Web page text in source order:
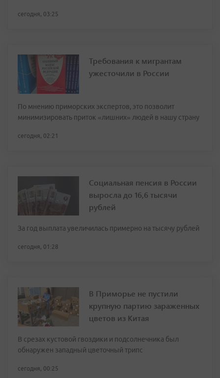
сегодня, 03:25
Требования к мигрантам
ужесточили в России
По мнению приморских экспертов, это позволит
минимизировать приток «лишних» людей в нашу страну
сегодня, 02:21
Социальная пенсия в России
выросла до 16,6 тысячи
рублей
За год выплата увеличилась примерно на тысячу рублей
сегодня, 01:28
В Приморье не пустили
крупную партию зараженных
цветов из Китая
В срезах кустовой гвоздики и подсолнечника был
обнаружен западный цветочный трипс
сегодня, 00:25